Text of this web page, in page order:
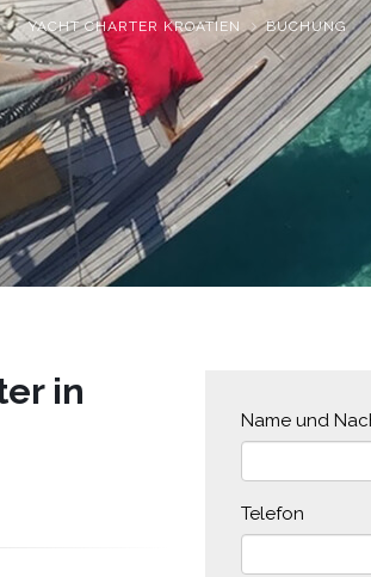
YACHT CHARTER KROATIEN BUCHUNG
in
Name und
Telefon